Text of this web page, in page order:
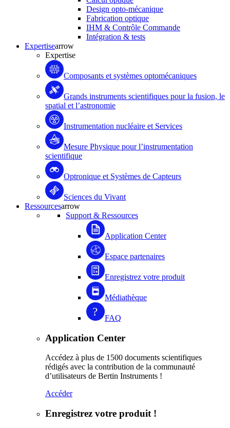
Design opto-mécanique
Fabrication optique
IHM & Contrôle Commande
Intégration & tests
Expertisearrow
Expertise
Composants et systèmes optomécaniques
Grands instruments scientifiques pour la fusion, le
spatial et l’astronomie
Instrumentation nucléaire et Services
Mesure Physique pour l’instrumentation
scientifique
Optronique et Systèmes de Capteurs
Sciences du Vivant
Ressourcesarrow
Support & Ressources
Application Center
Espace partenaires
Enregistrez votre produit
Médiathèque
FAQ
Application Center
Accédez à plus de 1500 documents scientifiques
rédigés avec la contribution de la communauté
d’utilisateurs de Bertin Instruments !
Accéder
Enregistrez votre produit !